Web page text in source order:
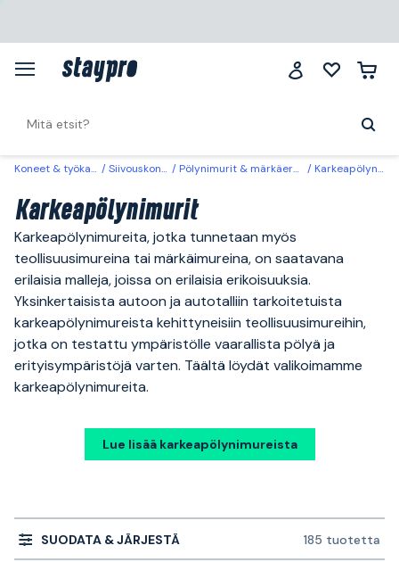
Koneet & työkalut Siivouskoneet Pölynimurit & märkäerottimet Karkeapölynimurit
Karkeapölynimurit
Karkeapölynimureita, jotka tunnetaan myös
teollisuusimureina tai märkäimureina, on saatavana
erilaisia malleja, joissa on erilaisia erikoisuuksia.
Yksinkertaisista autoon ja autotalliin tarkoitetuista
karkeapölynimureista kehittyneisiin teollisuusimureihin,
jotka on testattu ympäristölle vaarallista pölyä ja
erityisympäristöjä varten. Täältä löydät valikoimamme
karkeapölynimureita.
Lue lisää karkeapölynimureista
SUODATA & JÄRJESTÄ 185 tuotetta